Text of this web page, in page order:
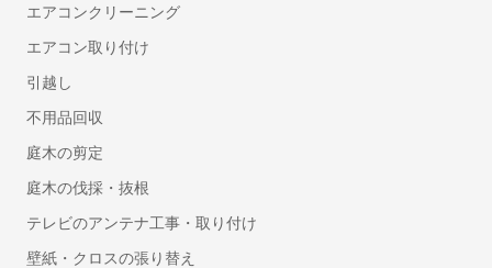
遺影・生前撮影
成人式写真の前撮り・出張撮影
ニューボーンフォトの出張撮影
マタニティフォトの出張撮影
七五三写真の出張撮影
お宮参り写真の出張撮影
エアコンクリーニング
エアコン取り付け
引越し
不用品回収
庭木の剪定
庭木の伐採・抜根
テレビのアンテナ工事・取り付け
壁紙・クロスの張り替え